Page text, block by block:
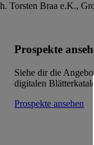
Torsten Braa e.K.,
Prospekte
Siehe dir die
digitalen
Prospekte ansehen